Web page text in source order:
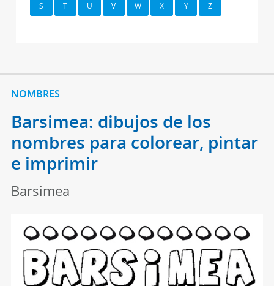
S T U V W X Y Z
NOMBRES
Barsimea: dibujos de los
nombres para colorear, pintar
e imprimir
Barsimea